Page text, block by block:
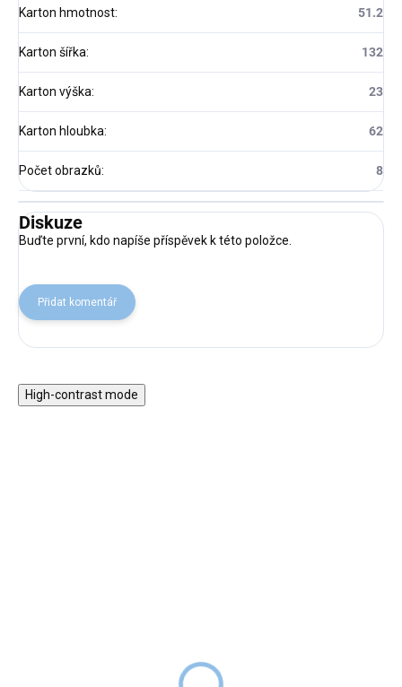
Karton hmotnost: 51.2
Karton šířka: 132
Karton výška: 23
Karton hloubka: 62
Počet obrazků: 8
Diskuze
Buďte první, kdo napíše příspěvek k této položce.
Přidat komentář
High-contrast mode
SKLADEM